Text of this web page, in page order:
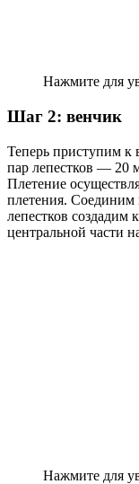
Нажмите для
Шаг 2: венчик
Теперь приступим к
пар лепестков — 20
Плетение
плетения. Соединим
лепестков создадим
центральной части
Нажмите для